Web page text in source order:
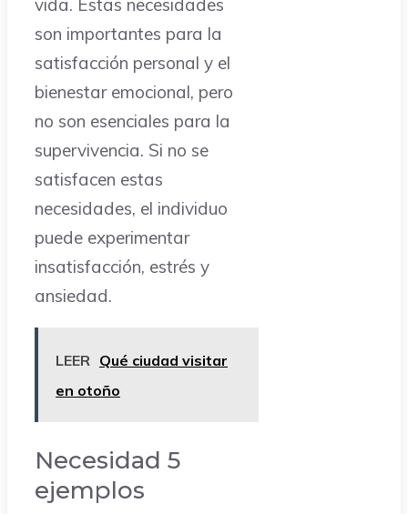
vida. Estas necesidades
son importantes para la
satisfacción personal y el
bienestar emocional, pero
no son esenciales para la
supervivencia. Si no se
satisfacen estas
necesidades, el individuo
puede experimentar
insatisfacción, estrés y
ansiedad.
LEER Qué ciudad visitar
en otoño
Necesidad 5
ejemplos